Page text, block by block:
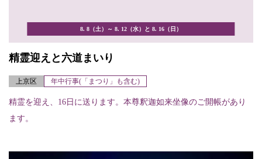
8. 8（土）～ 8. 12（水）と 8. 16（日）
精霊迎えと六道まいり
上京区 年中行事(「まつり」も含む)
精霊を迎え、16日に送ります。本尊釈迦如来坐像のご開帳があり
ます。